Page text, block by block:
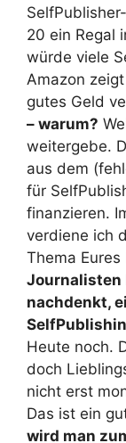
20 ein Regal
würde viele
Amazon
gutes Geld
– warum?
weitergebe.
aus dem
für
finanzieren.
verdiene ich
Thema Eures
Journalisten
nachdenkt,
Heute noch.
doch
nicht erst
Das ist ein
wird man